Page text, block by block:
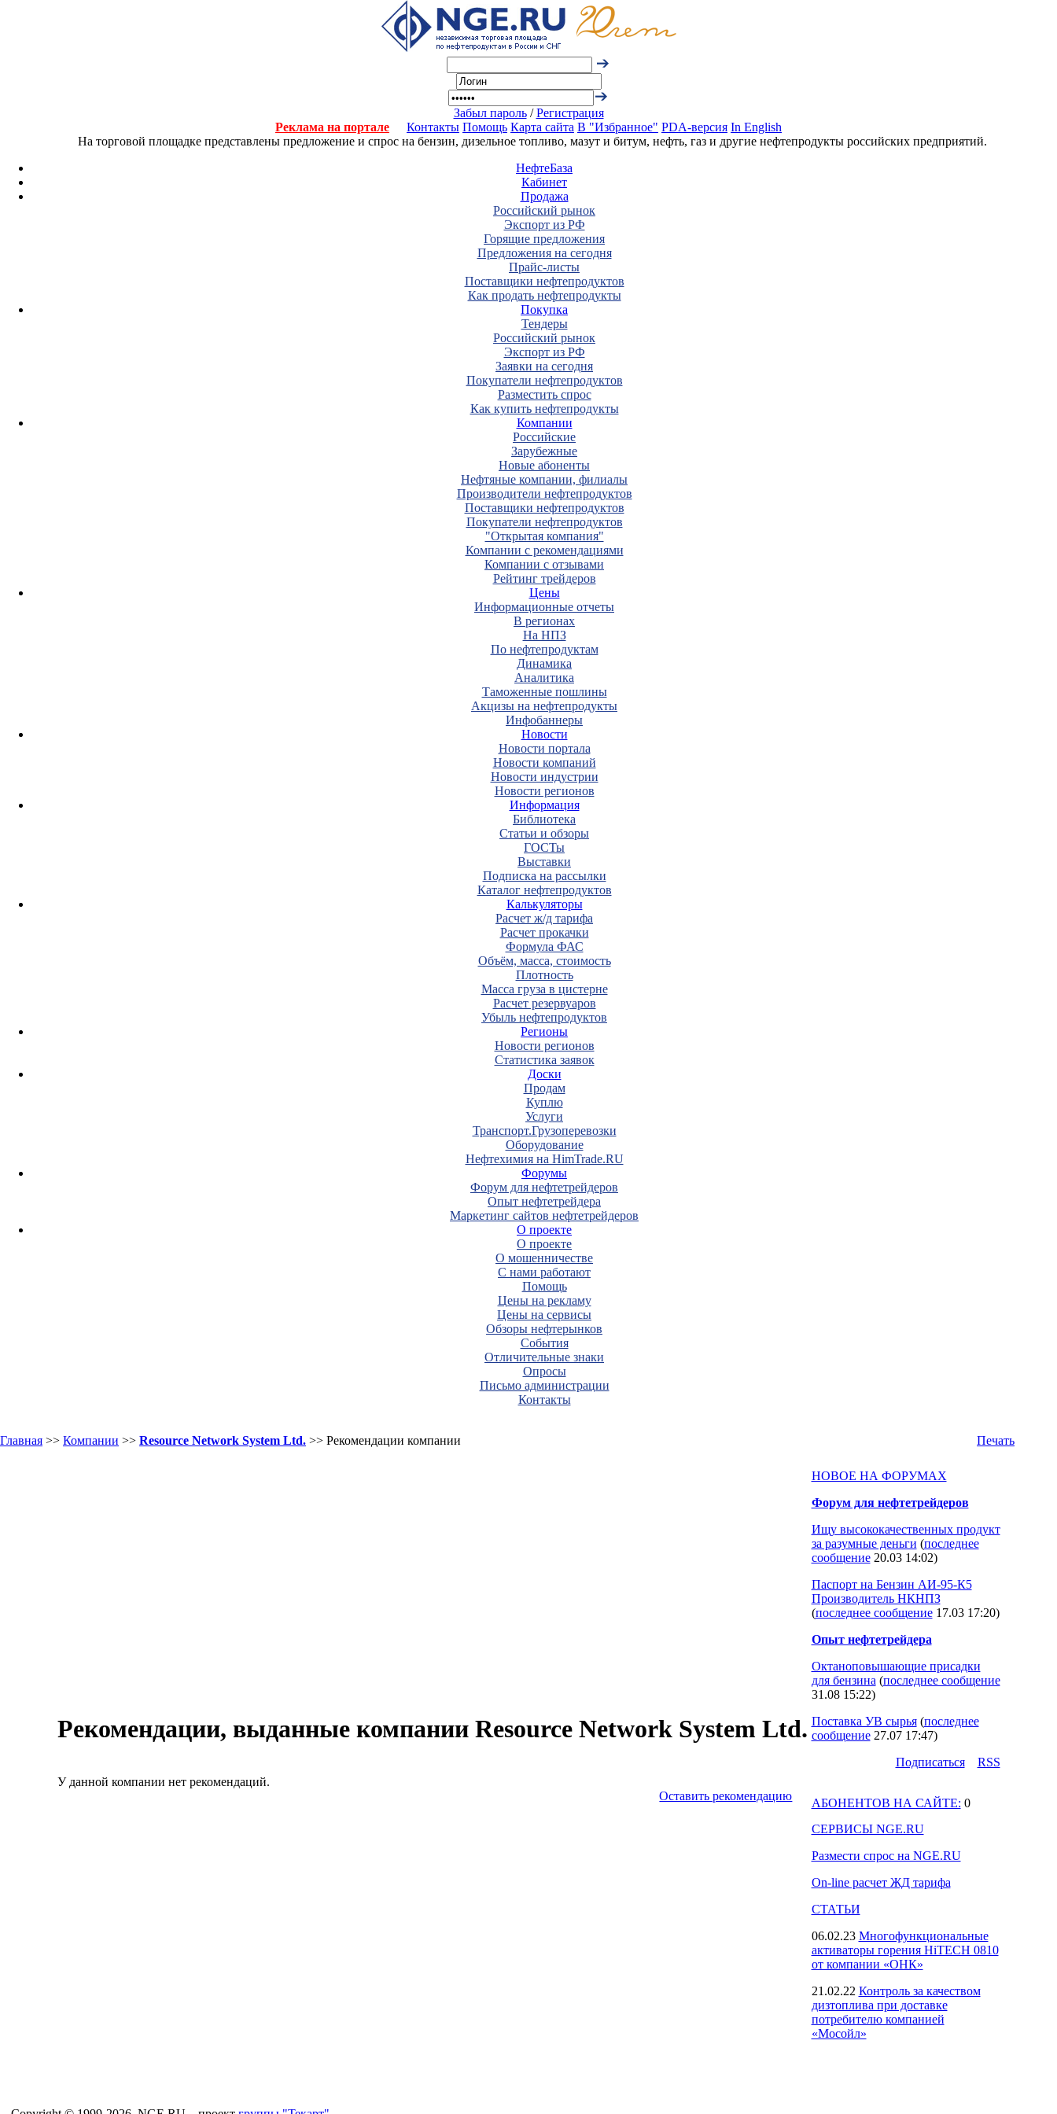
Забыл пароль/Регистрация
Реклама на портале
Контакты Помощь Карта сайта В "Избранное" PDA-версия In English
На торговой площадке представлены предложение и спрос на бензин, дизельное топливо, мазут и битум, нефть, газ и другие нефтепродукты российских предприятий.
НефтеБаза
Кабинет
Продажа
Российский рынок
Экспорт из РФ
Горящие предложения
Предложения на сегодня
Прайс-листы
Поставщики нефтепродуктов
Как продать нефтепродукты
Покупка
Тендеры
Российский рынок
Экспорт из РФ
Заявки на сегодня
Покупатели нефтепродуктов
Разместить спрос
Как купить нефтепродукты
Компании
Российские
Зарубежные
Новые абоненты
Нефтяные компании, филиалы
Производители нефтепродуктов
Поставщики нефтепродуктов
Покупатели нефтепродуктов
"Открытая компания"
Компании с рекомендациями
Компании с отзывами
Рейтинг трейдеров
Цены
Информационные отчеты
В регионах
На НПЗ
По нефтепродуктам
Динамика
Аналитика
Таможенные пошлины
Акцизы на нефтепродукты
Инфобаннеры
Новости
Новости портала
Новости компаний
Новости индустрии
Новости регионов
Информация
Библиотека
Статьи и обзоры
ГОСТы
Выставки
Подписка на рассылки
Каталог нефтепродуктов
Калькуляторы
Расчет ж/д тарифа
Расчет прокачки
Формула ФАС
Объём, масса, стоимость
Плотность
Масса груза в цистерне
Расчет резервуаров
Убыль нефтепродуктов
Регионы
Новости регионов
Статистика заявок
Доски
Продам
Куплю
Услуги
Транспорт.Грузоперевозки
Оборудование
Нефтехимия на HimTrade.RU
Форумы
Форум для нефтетрейдеров
Опыт нефтетрейдера
Маркетинг сайтов нефтетрейдеров
О проекте
О проекте
О мошенничестве
С нами работают
Помощь
Цены на рекламу
Цены на сервисы
Обзоры нефтерынков
События
Отличительные знаки
Опросы
Письмо администрации
Контакты
Главная >> Компании >> Resource Network System Ltd. >> Рекомендации компании Печать
Рекомендации, выданные компании Resource Network System Ltd.
У данной компании нет рекомендаций.
Оставить рекомендацию
НОВОЕ НА ФОРУМАХ
Форум для нефтетрейдеров
Ищу высококачественных продукт
за разумные деньги (последнее
сообщение 20.03 14:02)
Паспорт на Бензин АИ-95-К5
Производитель НКНПЗ
(последнее сообщение 17.03 17:20)
Опыт нефтетрейдера
Октаноповышающие присадки
для бензина (последнее сообщение
31.08 15:22)
Поставка УВ сырья(последнее
сообщение 27.07 17:47)
Подпиcаться
RSS
АБОНЕНТОВ НА САЙТЕ: 0
СЕРВИСЫ NGE.RU
Размести спрос на NGE.RU
On-line расчет ЖД тарифа
СТАТЬИ
06.02.23 Многофункциональные
активаторы горения HiTECH 0810
от компании «ОНК»
21.02.22 Контроль за качеством
дизтоплива при доставке
потребителю компанией
«Мосойл»